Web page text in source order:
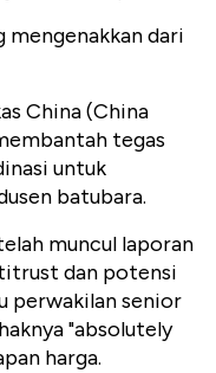
mengenakkan dari
China (China
tegas
untuk
batubara.
muncul laporan
dan potensi
perwakilan senior
"absolutely
harga.